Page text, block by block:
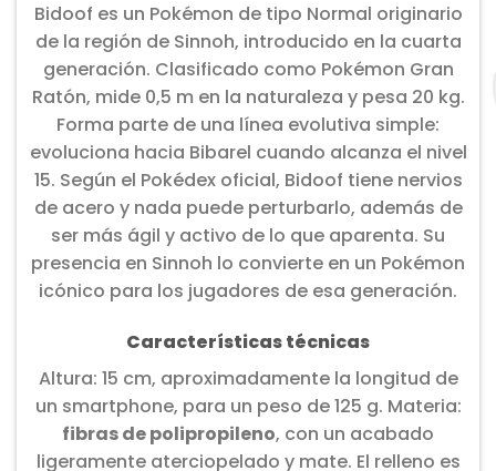
Bidoof es un Pokémon de tipo Normal originario
de la región de Sinnoh, introducido en la cuarta
generación. Clasificado como Pokémon Gran
Ratón, mide 0,5 m en la naturaleza y pesa 20 kg.
Forma parte de una línea evolutiva simple:
evoluciona hacia Bibarel cuando alcanza el nivel
15. Según el Pokédex oficial, Bidoof tiene nervios
de acero y nada puede perturbarlo, además de
ser más ágil y activo de lo que aparenta. Su
presencia en Sinnoh lo convierte en un Pokémon
icónico para los jugadores de esa generación.
Características técnicas
Altura: 15 cm, aproximadamente la longitud de
un smartphone, para un peso de 125 g. Materia:
fibras de polipropileno, con un acabado
ligeramente aterciopelado y mate. El relleno es